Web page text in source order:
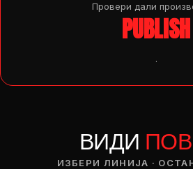
Провери дали
PUBLISH
.
ВИДИ
ИЗБЕРИ ЛИНИЈА ·